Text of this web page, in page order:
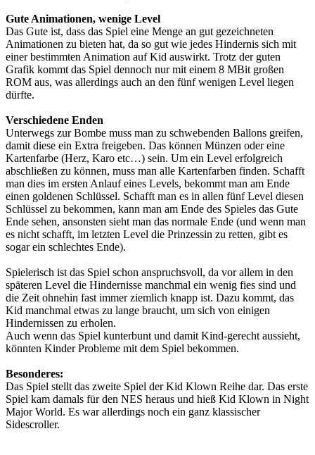
Gute Animationen, wenige Level
Das Gute ist, dass das Spiel eine Menge an gut gezeichneten
Animationen zu bieten hat, da so gut wie jedes Hindernis sich mit
einer bestimmten Animation auf Kid auswirkt. Trotz der guten
Grafik kommt das Spiel dennoch nur mit einem 8 MBit großen
ROM aus, was allerdings auch an den fünf wenigen Level liegen
dürfte.
Verschiedene Enden
Unterwegs zur Bombe muss man zu schwebenden Ballons greifen,
damit diese ein Extra freigeben. Das können Münzen oder eine
Kartenfarbe (Herz, Karo etc…) sein. Um ein Level erfolgreich
abschließen zu können, muss man alle Kartenfarben finden. Schafft
man dies im ersten Anlauf eines Levels, bekommt man am Ende
einen goldenen Schlüssel. Schafft man es in allen fünf Level diesen
Schlüssel zu bekommen, kann man am Ende des Spieles das Gute
Ende sehen, ansonsten sieht man das normale Ende (und wenn man
es nicht schafft, im letzten Level die Prinzessin zu retten, gibt es
sogar ein schlechtes Ende).
Spielerisch ist das Spiel schon anspruchsvoll, da vor allem in den
späteren Level die Hindernisse manchmal ein wenig fies sind und
die Zeit ohnehin fast immer ziemlich knapp ist. Dazu kommt, das
Kid manchmal etwas zu lange braucht, um sich von einigen
Hindernissen zu erholen.
Auch wenn das Spiel kunterbunt und damit Kind-gerecht aussieht,
könnten Kinder Probleme mit dem Spiel bekommen.
Besonderes:
Das Spiel stellt das zweite Spiel der Kid Klown Reihe dar. Das erste
Spiel kam damals für den NES heraus und hieß Kid Klown in Night
Major World. Es war allerdings noch ein ganz klassischer
Sidescroller.